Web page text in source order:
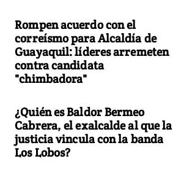
Rompen acuerdo con el
correísmo para Alcaldía de
Guayaquil: líderes arremeten
contra candidata
"chimbadora"
¿Quién es Baldor Bermeo
Cabrera, el exalcalde al que la
justicia vincula con la banda
Los Lobos?